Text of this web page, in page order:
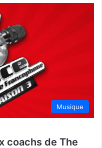
Musique
coachs de The